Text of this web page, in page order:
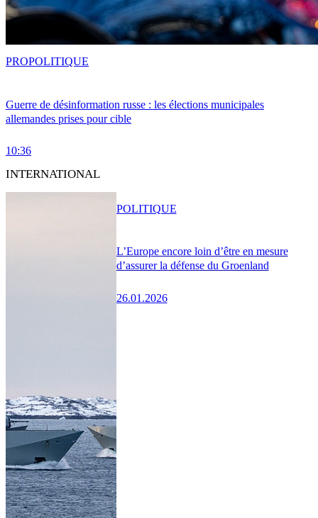
Guerre de désinformation russe : les élections municipales
allemandes prises pour cible
10:36
PROPOLITIQUE
INTERNATIONAL
L’Europe encore loin d’être en mesure
d’assurer la défense du Groenland
26.01.2026
POLITIQUE